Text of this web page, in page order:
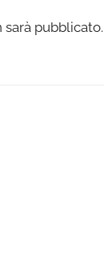
sarà pubblicato.